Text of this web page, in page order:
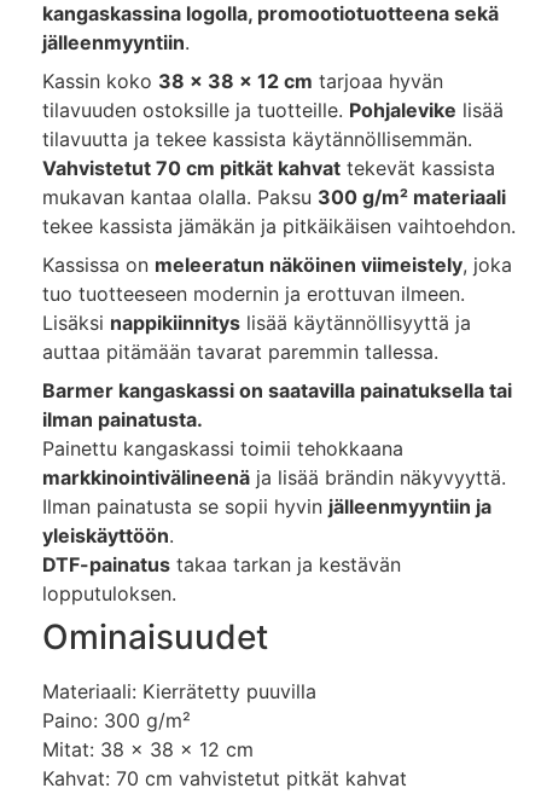
kangaskassina logolla, promootiotuotteena sekä
jälleenmyyntiin.
Kassin koko 38 x 38 x 12 cm tarjoaa hyvän
tilavuuden ostoksille ja tuotteille. Pohjalevike lisää
tilavuutta ja tekee kassista käytännöllisemmän.
Vahvistetut 70 cm pitkät kahvat tekevät kassista
mukavan kantaa olalla. Paksu 300 g/m² materiaali
tekee kassista jämäkän ja pitkäikäisen vaihtoehdon.
Kassissa on meleeratun näköinen viimeistely, joka
tuo tuotteeseen modernin ja erottuvan ilmeen.
Lisäksi nappikiinnitys lisää käytännöllisyyttä ja
auttaa pitämään tavarat paremmin tallessa.
Barmer kangaskassi on saatavilla painatuksella tai
ilman painatusta.
Painettu kangaskassi toimii tehokkaana
markkinointivälineenä ja lisää brändin näkyvyyttä.
Ilman painatusta se sopii hyvin jälleenmyyntiin ja
yleiskäyttöön.
DTF-painatus takaa tarkan ja kestävän
lopputuloksen.
Ominaisuudet
Materiaali: Kierrätetty puuvilla
Paino: 300 g/m²
Mitat: 38 x 38 x 12 cm
Kahvat: 70 cm vahvistetut pitkät kahvat